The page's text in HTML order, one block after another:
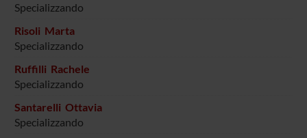
Specializzando
Risoli Marta
Specializzando
Ruffilli Rachele
Specializzando
Santarelli Ottavia
Specializzando